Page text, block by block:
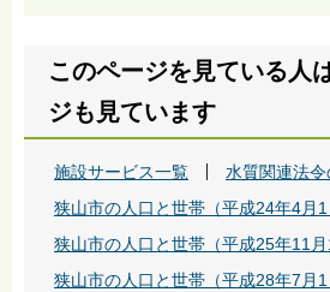
このページを見ている人
ジも見ています
施設サービス一覧
水質関連法
狭山市の人口と世帯（平成24年4月1
狭山市の人口と世帯（平成25年11月
狭山市の人口と世帯（平成28年7月1